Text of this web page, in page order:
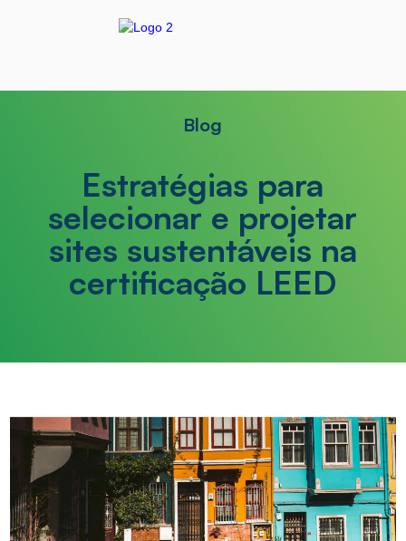
Blog
Estratégias para
selecionar e projetar
sites sustentáveis na
certificação LEED